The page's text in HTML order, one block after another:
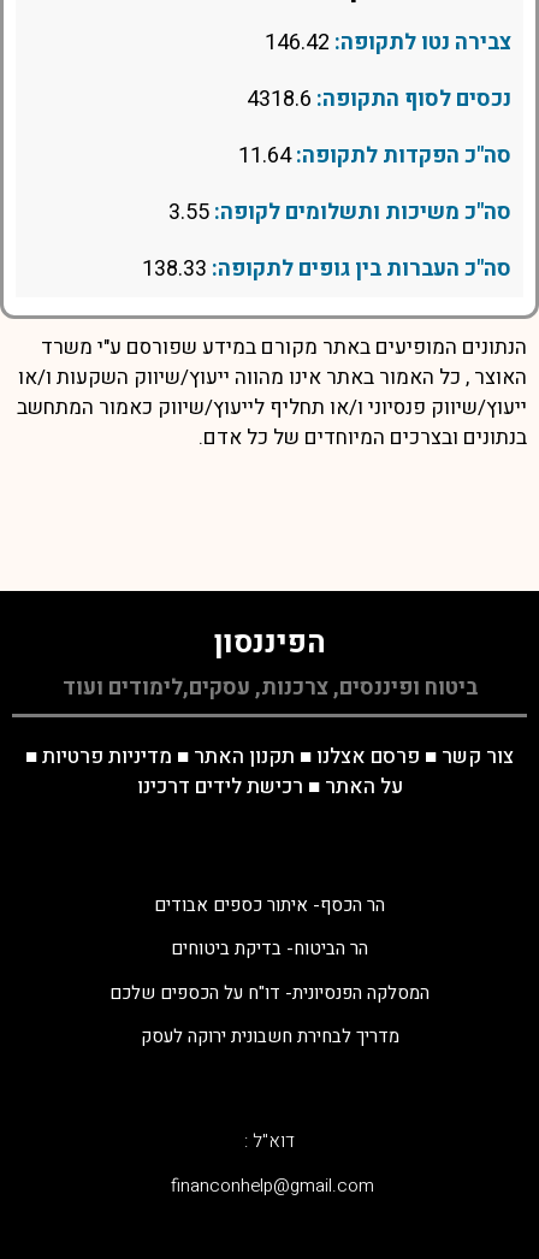
צבירה נטו לתקופה:
נכסים לסוף התקופה:
סה"כ הפקדות לתקופה:11.64
סה"כ משיכות ותשלומים לקופה:
סה"כ העברות בין גופים לתקופה:
הנתונים המופיעים באתר מקורם במידע שפורסם ע"י משרד
האוצר , כל האמור באתר אינו מהווה ייעוץ/שיווק השקעות ו/או
ייעוץ/שיווק פנסיוני ו/או תחליף לייעוץ/שיווק כאמור המתחשב
בנתונים ובצרכים המיוחדים של כל אדם.
הפיננסון
ביטוח ופיננסים, צרכנות, עסקים,לימודים ועוד
צור קשר ■ פרסם אצלנו ■ תקנון האתר ■ מדיניות פרטיות■
על האתר ■ רכישת לידים דרכינו
הר הכסף- איתור כספים אבודים
הר הביטוח- בדיקת ביטוחים
המסלקה הפנסיונית- דו"ח על הכספים שלכם
מדריך לבחירת חשבונית ירוקה לעסק
דוא"ל :
‫financonhelp@gmail.com‬